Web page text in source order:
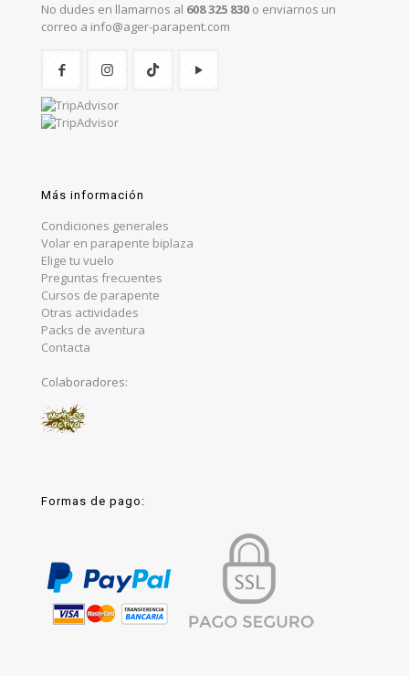
No dudes en llamarnos al 608 325 830 o enviarnos un
correo a info@ager-parapent.com
Más información
Condiciones generales
Volar en parapente biplaza
Elige tu vuelo
Preguntas frecuentes
Cursos de parapente
Otras actividades
Packs de aventura
Contacta
Colaboradores:
Formas de pago: